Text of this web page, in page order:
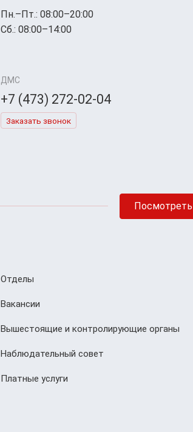
Пн.–Пт.: 08:00–20:00
Сб.: 08:00–14:00
ДМС
+7 (473) 272-02-04
Заказать звонок
Посмотреть
Отделы
Вакансии
Вышестоящие и контролирующие органы
Наблюдательный совет
Платные услуги